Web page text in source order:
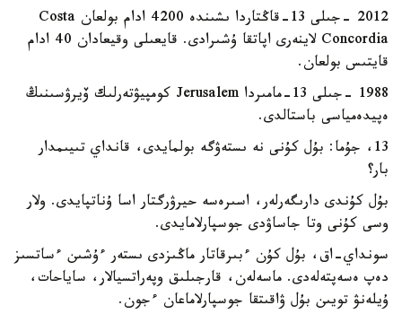
2012 -جىلى 13-قاڭتاردا ىشىندە 4200 ادام بولعان Costa
Concordia لاينەرى اپاتقا ۇشىرادى. قايعىلى وقيعادان 40 ادام
قايتىس بولعان.
1988 -جىلى 13-مامىردا Jerusalem كومپيۋتەرلىك ۆيرۋسىنىڭ
ەپيدەمياسى باستالدى.
13، جۇما: بۇل كۇنى نە ىستەۋگە بولمايدى، قانداي تىيىمدار
بار؟
بۇل كۇندى دارىگەرلەر، اسىرەسە حيرۋرگتار اسا ۇناتپايدى. ولار
وسى كۇنى وتا جاساۋدى جوسپارلامايدى.
سونداي-اق، بۇل كۇن ءبىرقاتار ماڭىزدى ىستەر ءۇشىن ءساتسىز
دەپ ەسەپتەلەدى. ماسەلەن، قارجىلىق وپەراتسيالار، ساياحات،
ۇيلەنۋ تويىن بۇل ۋاقىتقا جوسپارلاماعان ءجون.